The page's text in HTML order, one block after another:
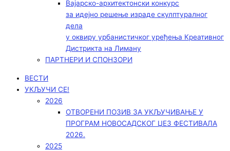
Вајарско-архитектонски конкурс
за идејно решење израде скулптуралног
дела
у оквиру урбанистичког уређења Креативног
Дистрикта на Лиману
ПАРТНЕРИ И СПОНЗОРИ
ВЕСТИ
УКЉУЧИ СЕ!
2026
ОТВОРЕНИ ПОЗИВ ЗА УКЉУЧИВАЊЕ У
ПРОГРАМ НОВОСАДСКОГ ЏЕЗ ФЕСТИВАЛА
2026.
2025